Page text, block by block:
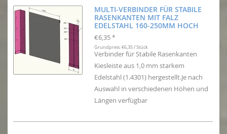
MULTI-VERBINDER FÜR STABILE
RASENKANTEN MIT FALZ
EDELSTAHL 160-250MM HOCH
€6,35 *
Grundpreis: €6,35 / Stück
Verbinder für Stabile Rasenkanten
Kiesleiste aus 1,0 mm starkem
Edelstahl (1.4301) hergestellt.Je nach
Auswahl in verschiedenen Höhen und
Längen verfügbar